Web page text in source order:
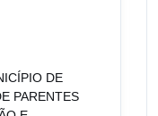
DE
PARENTES